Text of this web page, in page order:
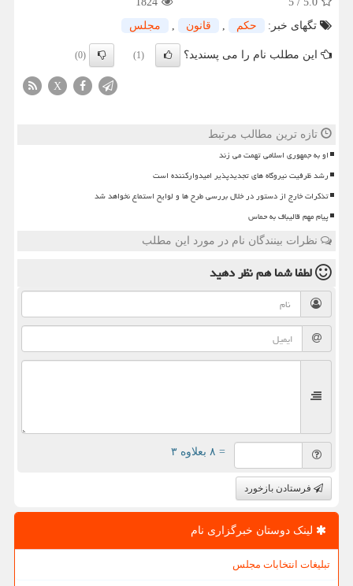
تگهای خبر:
حكم , قانون , مجلس
این مطلب نام را می پسندید؟ (1)
(0)
X
تازه ترین مطالب مرتبط
او به جمهوری اسلامی تهمت می زند
رشد ظرفیت نیروگاه های تجدیدپذیر امیدوارکننده است
تذکرات خارج از دستور در خلال بررسی طرح ها و لوایح استماع نخواهد شد
پیام مهم قالیباف به حماس
نظرات بینندگان نام در مورد این مطلب
لطفا شما همنظر دهید
= ۸ بعلاوه ۳
فرستادن بازخورد
لینک دوستان خبرگزاری نام
تبلیغات انتخابات مجلس